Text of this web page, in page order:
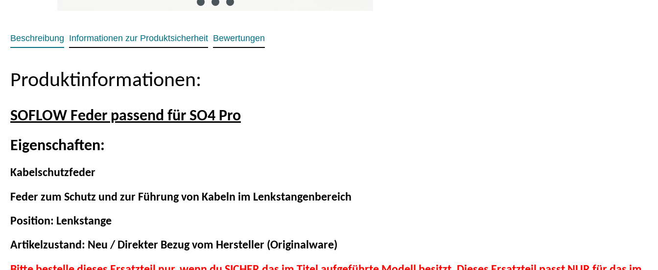
Beschreibung Informationen zur Produktsicherheit Bewertungen
Produktinformationen:
SOFLOW Feder passend für SO4 Pro
Eigenschaften:
Kabelschutzfeder
Feder zum Schutz und zur Führung von Kabeln im Lenkstangenbereich
Position: Lenkstange
Artikelzustand: Neu / Direkter Bezug vom Hersteller (Originalware)